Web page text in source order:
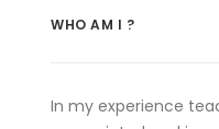
WHO AM I ?
In my experience